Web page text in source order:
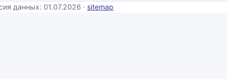
данных: 01.07.2026 · sitemap